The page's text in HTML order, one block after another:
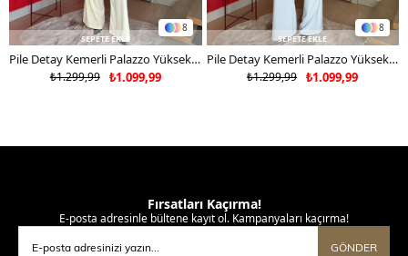
8
SEPETE EKLE
Pile Detay Kemerli Palazzo Yüksek Bel Pantolon Sarı 2081
₺1.099,99
₺1.299,99
8
SEPETE EKLE
Pile Detay Kemerli Palazzo Yüksek Bel Pantolon Mavi 2081
₺1.099,99
₺1.299,99
Fırsatları Kaçırma!
E-posta adresinle bültene kayıt ol. Kampanyaları kaçırma!
GÖNDER